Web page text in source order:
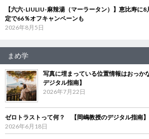
【六六-LIULIU-麻辣湯（マーラータン）】恵比寿に
定で66％オフキャンペーンも
2026年8月5日
まめ学
写真に埋まっている位置情報はおっ
デジタル指南】
2026年7月22日
ゼロトラストって何？ 【岡嶋教授のデジタル指南】
2026年6月18日